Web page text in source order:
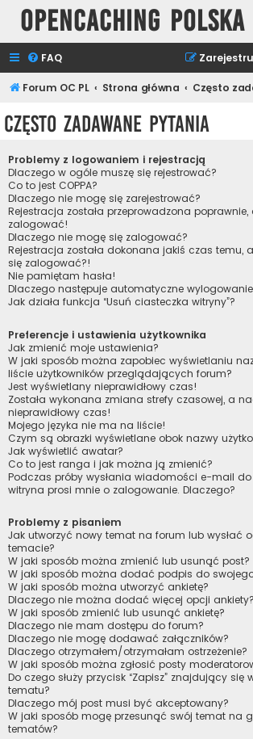
Opencaching
FAQ
Forum OC PL Strona główna
Często zadawane pytania
Problemy z logowaniem i rejestracją
Dlaczego w ogóle muszę się rejestrować?
Co to jest COPPA?
Dlaczego nie mogę się zarejestrować?
Rejestracja została przeprowadzona
zalogować!
Dlaczego nie mogę się zalogować?
Rejestracja została dokonana jakiś czas temu,
się zalogować?!
Nie pamiętam hasła!
Dlaczego następuje automatyczne
Jak działa funkcja “Usuń ciasteczka witryny”?
Preferencje i ustawienia użytkownika
Jak zmienić moje ustawienia?
W jaki sposób można zapobiec wyświetlaniu
liście użytkowników przeglądających forum?
Jest wyświetlany nieprawidłowy czas!
Została wykonana zmiana strefy czasowej, a
nieprawidłowy czas!
Mojego języka nie ma na liście!
Czym są obrazki wyświetlane obok nazwy
Jak wyświetlić awatar?
Co to jest ranga i jak można ją zmienić?
Podczas próby wysłania wiadomości e-mail do
witryna prosi mnie o zalogowanie. Dlaczego?
Problemy z pisaniem
Jak utworzyć nowy temat na forum lub wysłać
temacie?
W jaki sposób można zmienić lub usunąć post?
W jaki sposób można dodać podpis do
W jaki sposób można utworzyć ankietę?
Dlaczego nie można dodać więcej opcji ankiety?
W jaki sposób zmienić lub usunąć ankietę?
Dlaczego nie mam dostępu do forum?
Dlaczego nie mogę dodawać załączników?
Dlaczego otrzymałem/otrzymałam ostrzeżenie?
W jaki sposób można zgłosić posty
Do czego służy przycisk “Zapisz” znajdujący się
tematu?
Dlaczego mój post musi być akceptowany?
W jaki sposób mogę przesunąć swój temat na
tematów?